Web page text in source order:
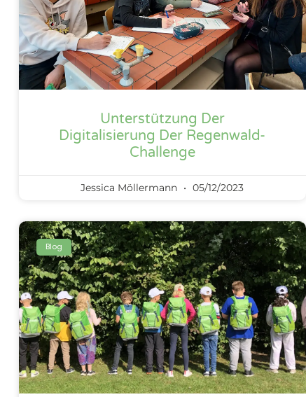
Unterstützung Der
Digitalisierung Der Regenwald-
Challenge
Jessica Möllermann 05/12/2023
Blog